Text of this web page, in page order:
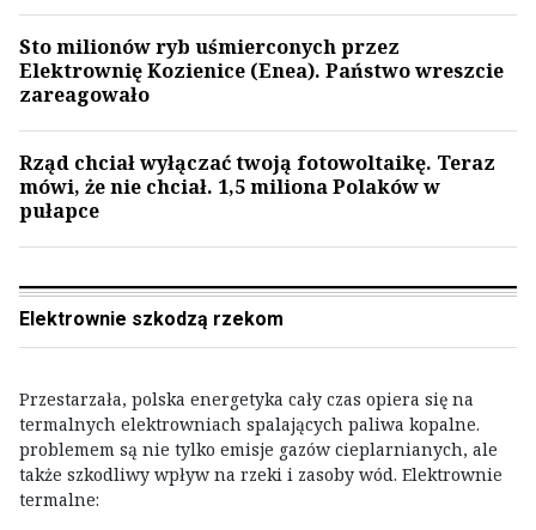
Sto milionów ryb uśmierconych przez
Elektrownię Kozienice (Enea). Państwo wreszcie
zareagowało
Rząd chciał wyłączać twoją fotowoltaikę. Teraz
mówi, że nie chciał. 1,5 miliona Polaków w
pułapce
Elektrownie szkodzą rzekom
Przestarzała, polska energetyka cały czas opiera się na
termalnych elektrowniach spalających paliwa kopalne.
problemem są nie tylko emisje gazów cieplarnianych, ale
także szkodliwy wpływ na rzeki i zasoby wód. Elektrownie
termalne: